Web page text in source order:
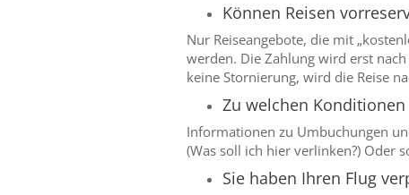
Können Reisen
Nur Reiseangebote, die mit
werden. Die Zahlung wird erst
keine Stornierung, wird die Reise
Zu welchen
Informationen zu Umbuchungen
(Was soll ich hier verlinken?) Oder
Sie haben Ihren Flug